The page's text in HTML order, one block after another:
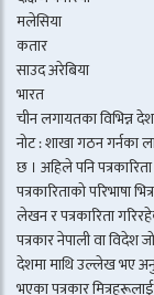
मलेसिया
कतार
साउद अरेबिया
भारत
चीन लगायतका विभिन्न
नोट : शाखा गठन गर्नका
छ । अहिले पनि
पत्रकारिताको परिभाषा
लेखन र पत्रकारिता
पत्रकार नेपाली वा
देशमा माथि उल्लेख भए
भएका पत्रकार